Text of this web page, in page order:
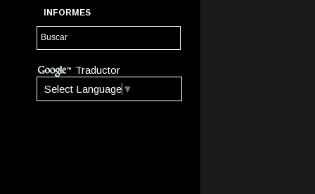
INFORMES
Traductor
Select Language ▼